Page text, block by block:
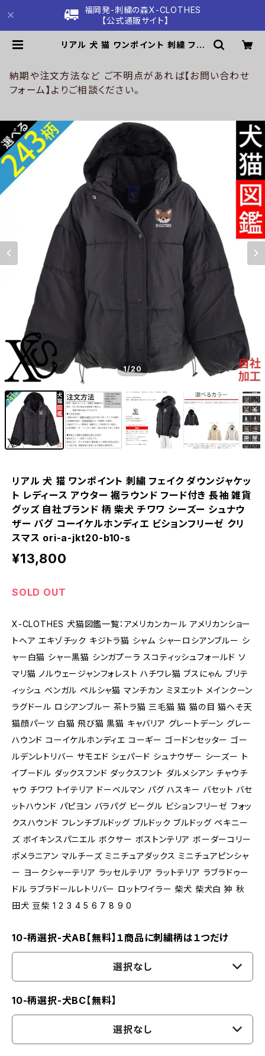
福岡発-刺繍の森X-CLOTHES
【公式通販サイト】
リアル 犬 猫 ワンポイント 刺繍 フェ
貨 グッズ 自社ブランド 柄 柴犬 チワ
ワ シーズー シュナウザー パグ コー
イケルホンディエ ビションフリーゼ ク
ト】
納期や注文方法など ご不明点があれば【お問い合わせ
フォーム】よりご相談ください。
1/20
リアル 犬 猫 ワンポイント 刺繍 フェイク ダウンジャケッ
ト レディース アウター 裾ラウンド フード付き 長袖 雑貨
グッズ 自社ブランド 柄 柴犬 チワワ シーズー シュナウ
ザー パグ コーイケルホンディエ ビションフリーゼ クリ
スマス ori-a-jkt20-b10-s
¥13,800
SOLD OUT
X-CLOTHES 犬猫図鑑一覧：アメリカンカール アメリカンショー
トヘア エキゾチック キジトラ猫 シャム シャーロシアンブルー シ
ャー白猫 シャー黒猫 シンガプーラ スコティッシュフォールド ソ
マリ猫 ノルウェージャンフォレスト ハチワレ猫 ブスにゃん ブリテ
ィッシュ ベンガル ペルシャ猫 マンチカン ミヌエット メインクーン
ラグドール ロシアンブルー 茶トラ猫 三毛猫 猫 猫の目 猫へそ天
猫顔パーツ 白猫 飛び猫 黒猫 キャバリア グレートデーン グレー
ハウンド コーイケルホンディエ コーギー ゴードンセッター ゴー
ルデンレトリバー サモエド シェパード シュナウザー シーズー ト
イプードル ダックスフンド ダックスフント ダルメシアン チャウチ
ャウ チワワ トイテリア ドーベルマン パグ ハスキー バセット バセ
ットハウンド パピヨン バラパグ ビーグル ビションフリーゼ フォッ
クスハウンド フレンチブルドッグ ブルドック ブルドッグ ペキニー
ズ ボイキンスパニエル ボクサー ボストンテリア ボーダーコリー
ポメラニアン マルチーズ ミニチュアダックス ミニチュアピンシャ
ー ヨークシャーテリア ラッセルテリア ラットテリア ラブラドゥー
ドル ラブラドールレトリバー ロットワイラー 柴犬 柴犬白 狆 秋
田犬 豆柴 1 2 3 4 5 6 7 8 9 0
10-柄選択-犬AB【無料】１商品に刺繍柄は１つだけ
選択なし
10-柄選択-犬BC【無料】
選択なし